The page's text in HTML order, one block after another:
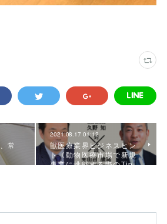
常
2021.08.17 01:12
獣医療業界ビジネスヒン
ト《動物医療市場で新規
事業に挑戦する際のTip…